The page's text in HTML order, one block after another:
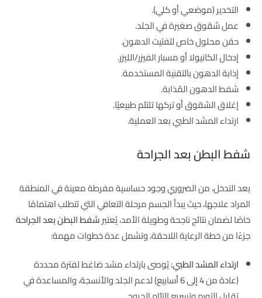
التخدير (موضعي أو كلي).
عمل شقوق صغيرة في الجلد.
حقن محلول خاص لتفتيت الدهون.
إدخال الكانيولا أو مسبار الفيزر/الليزر.
إذابة الدهون بالتقنية المستخدمة.
شفط الدهون المُذابة.
إغلاق الشقوق أو تركها تلتئم طبيعيًا.
ارتداء المشد الطبي بعد العملية.
شفط البطن بعد الجراحة
بعد التدخل، من الضروري وجود حساسية مفرطة معينة في المنطقة
المراد علاجها، حيث يبدأ الجسم مرحلة التعافي التي تتطلب اهتمامًا
خاصًا لضمان نتائج ناجحة وطويلة الأمد، يُعتبرشفط البطن بعد الجراحة
جزءًا من خطة الرعاية اللاحقة، وتشمل عدة خطوات مهمة:
ارتداء المشد الطبي: يُوصى بارتداء مشد ضاغط لفترة محددة
(عادة من 4 إلى 6 أسابيع) لدعم الجلد والأنسجة، والمساعدة في